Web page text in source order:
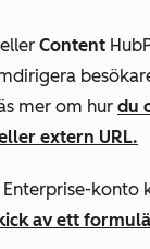
eller Content Hub
mer om hur du
extern URL.
Enterprise-konto
av ett